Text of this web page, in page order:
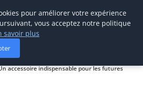
accessoire indispensable pour les futures
pour améliorer votre expérience
vous acceptez notre politique
savoir plus